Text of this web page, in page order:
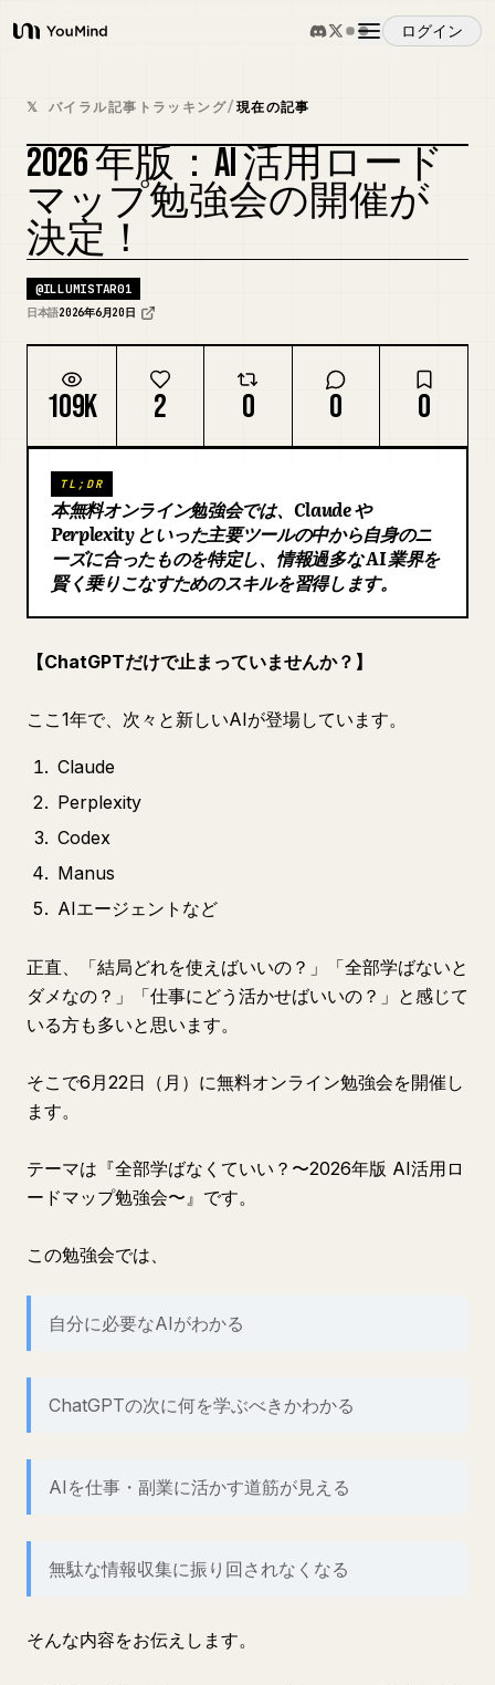
YouMind
ログイン
概要
ユースケース
スキル
プロンプト
ダウンロード
ブログ
更新情報
𝕏 バイラル記事トラッキング/現在の記事
2026 年版：AI 活用ロード
マップ勉強会の開催が
決定！
@ILLUMISTAR01
日本語2026年6月20日
109K 2 0 0 0
TL;DR
本無料オンライン勉強会では、Claude や
Perplexity といった主要ツールの中から自身のニ
ーズに合ったものを特定し、情報過多な AI 業界を
賢く乗りこなすためのスキルを習得します。
【ChatGPTだけで止まっていませんか？】
ここ1年で、次々と新しいAIが登場しています。
Claude
Perplexity
Codex
Manus
AIエージェントなど
正直、「結局どれを使えばいいの？」「全部学ばないと
ダメなの？」「仕事にどう活かせばいいの？」と感じて
いる方も多いと思います。
そこで6月22日（月）に無料オンライン勉強会を開催し
ます。
テーマは『全部学ばなくていい？〜2026年版 AI活用ロ
ードマップ勉強会〜』です。
この勉強会では、
自分に必要なAIがわかる
ChatGPTの次に何を学ぶべきかわかる
AIを仕事・副業に活かす道筋が見える
無駄な情報収集に振り回されなくなる
そんな内容をお伝えします。